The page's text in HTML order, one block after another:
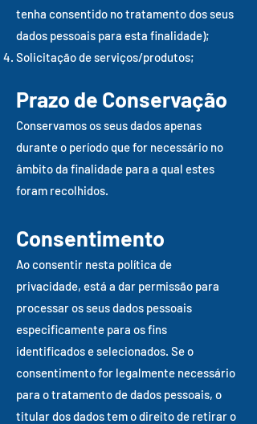
tenha consentido no tratamento dos seus
dados pessoais para esta finalidade);
Solicitação de serviços/produtos;
Prazo de Conservação
Conservamos os seus dados apenas
durante o período que for necessário no
âmbito da finalidade para a qual estes
foram recolhidos.
Consentimento
Ao consentir nesta política de
privacidade, está a dar permissão para
processar os seus dados pessoais
especificamente para os fins
identificados e selecionados. Se o
consentimento for legalmente necessário
para o tratamento de dados pessoais, o
titular dos dados tem o direito de retirar o